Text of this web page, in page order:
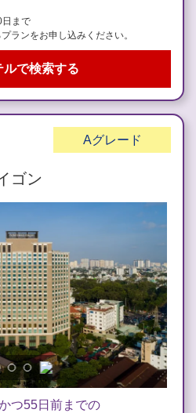
まで
ランをお申し込みください。
ルで検索する
Aグレード
ゴン
つ55日前までの